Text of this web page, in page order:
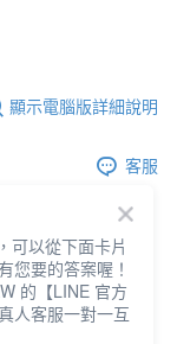
顯示電腦版詳細說明
客服
摩/精油/配件)
可以從下面卡片
您要的答案喔！
的【LINE 官方
人客服一對一互